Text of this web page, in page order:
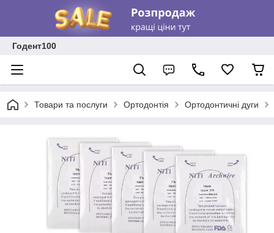
Годент100
Товари та послуги Ортодонтія Ортодонтичні дуги